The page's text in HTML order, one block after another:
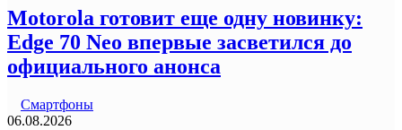
Motorola готовит еще одну новинку:
Edge 70 Neo впервые засветился до
официального анонса
Смартфоны
06.08.2026